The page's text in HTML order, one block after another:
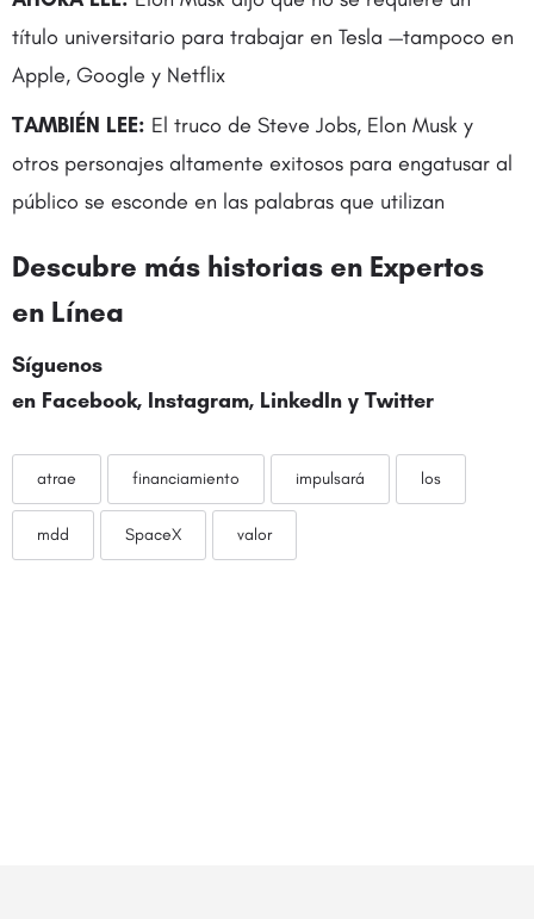
título universitario para trabajar en Tesla —tampoco en
Apple, Google y Netflix
TAMBIÉN LEE: El truco de Steve Jobs, Elon Musk y
otros personajes altamente exitosos para engatusar al
público se esconde en las palabras que utilizan
Descubre más historias en Expertos
en Línea
Síguenos
en Facebook, Instagram, LinkedIn y Twitter
atrae financiamiento impulsará los
mdd SpaceX valor